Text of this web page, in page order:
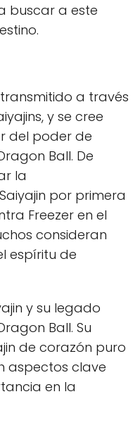
buscar a este
a través
y se cree
del poder de
Ball. De
la
por primera
Freezer en el
consideran
espíritu de
y su legado
Ball. Su
de corazón puro
aspectos clave
en la